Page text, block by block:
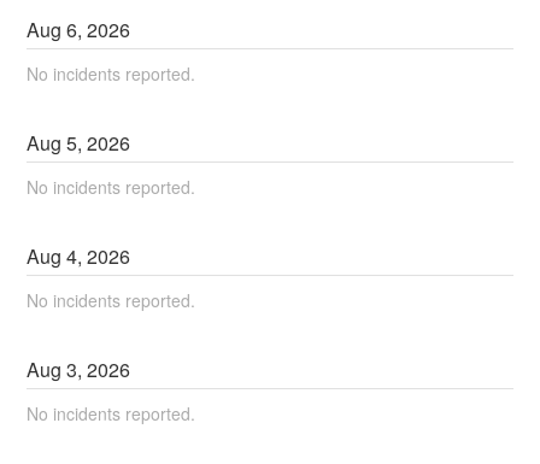
Aug6,2026
No incidents reported.
Aug5,2026
No incidents reported.
Aug4,2026
No incidents reported.
Aug3,2026
No incidents reported.